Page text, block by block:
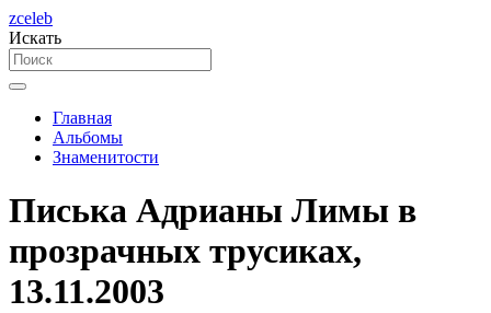
zceleb
Искать
Главная
Альбомы
Знаменитости
Писька Адрианы Лимы в
прозрачных трусиках,
13.11.2003